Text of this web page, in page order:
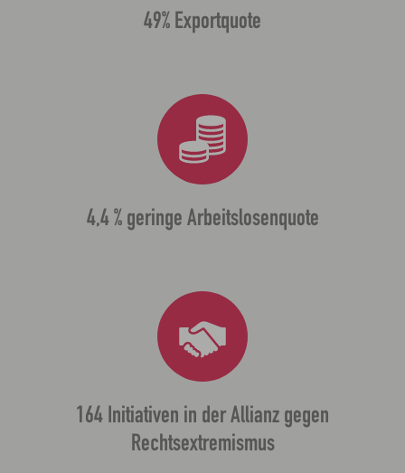
49% Exportquote
4,4 % geringe Arbeitslosenquote
164 Initiativen in der Allianz gegen
Rechtsextremismus